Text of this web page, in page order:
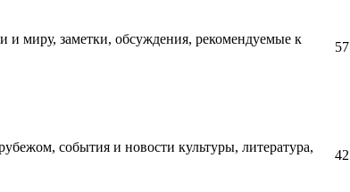
и миру, заметки, обсуждения, рекомендуемые к
57
события и новости культуры, литература,
42